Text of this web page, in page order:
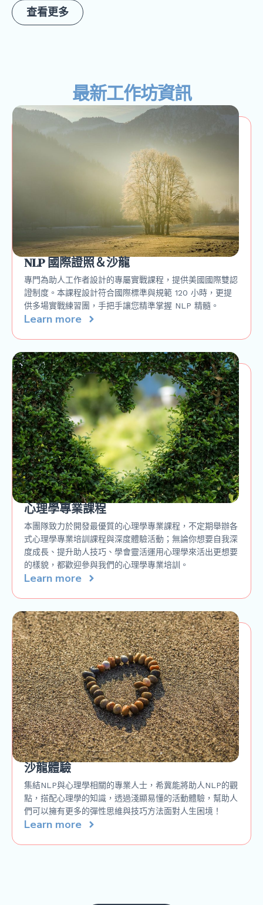
查看更多
最新工作坊資訊
NLP 國際證照＆沙龍
專門為助人工作者設計的專屬實戰課程，提供美國國際雙認
證制度。本課程設計符合國際標準與規範 120 小時，更提
供多場實戰練習團，手把手讓您精準掌握 NLP 精髓。
Learn more
心理學專業課程
本團隊致力於開發最優質的心理學專業課程，不定期舉辦各
式心理學專業培訓課程與深度體驗活動；無論你想要自我深
度成長、提升助人技巧、學會靈活運用心理學來活出更想要
的樣貌，都歡迎參與我們的心理學專業培訓。
Learn more
沙龍體驗
集結NLP與心理學相關的專業人士，希冀能將助人NLP的觀
點，搭配心理學的知識，透過淺顯易懂的活動體驗，幫助人
們可以擁有更多的彈性思維與技巧方法面對人生困境！
Learn more